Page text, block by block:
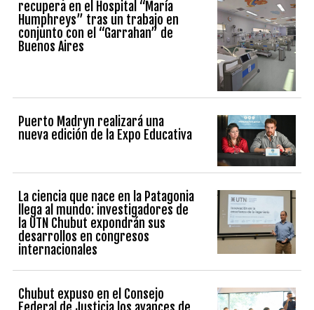
recupera en el Hospital “María
Humphreys” tras un trabajo en
conjunto con el “Garrahan” de
Buenos Aires
Puerto Madryn realizará una
nueva edición de la Expo Educativa
La ciencia que nace en la Patagonia
llega al mundo: investigadores de
la UTN Chubut expondrán sus
desarrollos en congresos
internacionales
Chubut expuso en el Consejo